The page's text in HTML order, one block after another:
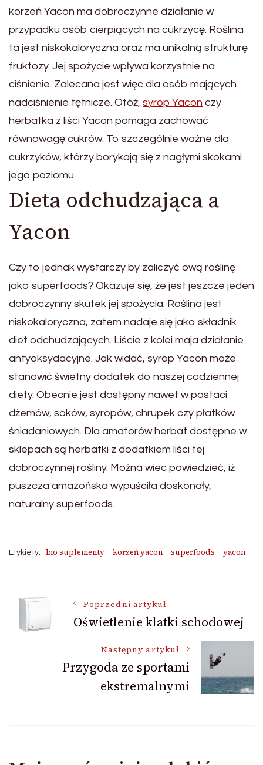
korzeń Yacon ma dobroczynne działanie w
przypadku osób cierpiących na cukrzycę. Roślina
ta jest niskokaloryczna oraz ma unikalną strukturę
fruktozy. Jej spożycie wpływa korzystnie na
ciśnienie. Zalecana jest więc dla osób mających
nadciśnienie tętnicze. Otóż, syrop Yacon czy
herbatka z liści Yacon pomaga zachować
równowagę cukrów. To szczególnie ważne dla
cukrzyków, którzy borykają się z nagłymi skokami
jego poziomu.
Dieta odchudzająca a
Yacon
Czy to jednak wystarczy by zaliczyć ową roślinę
jako superfoods? Okazuje się, że jest jeszcze jeden
dobroczynny skutek jej spożycia. Roślina jest
niskokaloryczna, zatem nadaje się jako składnik
diet odchudzających. Liście z kolei maja działanie
antyoksydacyjne. Jak widać, syrop Yacon może
stanowić świetny dodatek do naszej codziennej
diety. Obecnie jest dostępny nawet w postaci
dżemów, soków, syropów, chrupek czy płatków
śniadaniowych. Dla amatorów herbat dostępne w
sklepach są herbatki z dodatkiem liści tej
dobroczynnej rośliny. Można wiec powiedzieć, iż
puszcza amazońska wypuściła doskonały,
naturalny superfoods.
Etykiety: bio suplementy korzeń yacon superfoods yacon
Nawigacja
wpisu
Poprzedni artykuł
Oświetlenie klatki schodowej
Następny artykuł
Przygoda ze sportami
ekstremalnymi